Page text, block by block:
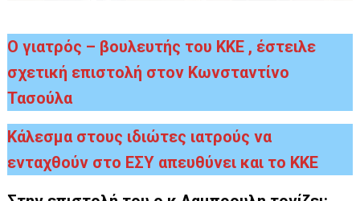
Ο γιατρός – βουλευτής του ΚΚΕ , έστειλε
σχετική επιστολή στον Κωνσταντίνο
Τασούλα
Κάλεσμα στους ιδιώτες ιατρούς να
ενταχθούν στο ΕΣΥ απευθύνει και το ΚΚΕ